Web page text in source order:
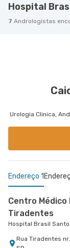
Hospital
7 Andrologistas
Endereço 1
Centro
Tiradentes
Hospital Brasil
Rua Tiradentes